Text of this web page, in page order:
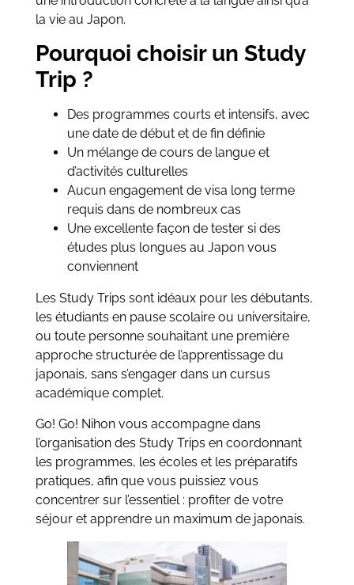
la vie au Japon.
Pourquoi choisir un Study
Trip ?
Des programmes courts et intensifs, avec
une date de début et de fin définie
Un mélange de cours de langue et
d’activités culturelles
Aucun engagement de visa long terme
requis dans de nombreux cas
Une excellente façon de tester si des
études plus longues au Japon vous
conviennent
Les Study Trips sont idéaux pour les débutants,
les étudiants en pause scolaire ou universitaire,
ou toute personne souhaitant une première
approche structurée de l’apprentissage du
japonais, sans s’engager dans un cursus
académique complet.
Go! Go! Nihon vous accompagne dans
l’organisation des Study Trips en coordonnant
les programmes, les écoles et les préparatifs
pratiques, afin que vous puissiez vous
concentrer sur l’essentiel : profiter de votre
séjour et apprendre un maximum de japonais.